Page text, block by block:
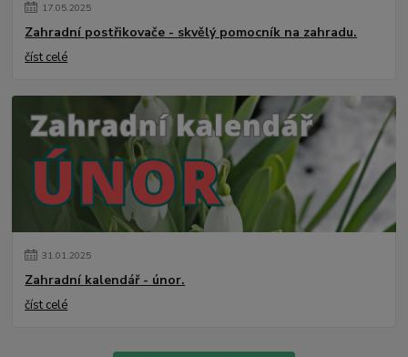
17.05.2025
Zahradní postřikovače - skvělý pomocník na zahradu.
číst celé
31.01.2025
Zahradní kalendář - únor.
číst celé